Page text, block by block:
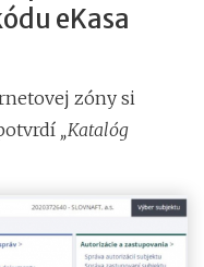
eKasa
zóny si
„Katalóg